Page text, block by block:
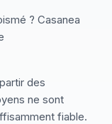
? Casanea
des
ne sont
fiable.